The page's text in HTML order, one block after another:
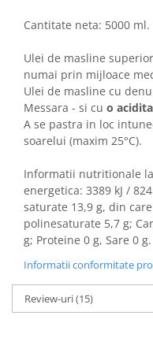
Cantitate neta: 5000
Ulei de masline
numai prin mijloace
Ulei de masline cu
Messara - si cu o
A se pastra in loc
soarelui (maxim 25°C).
Informatii nutritionale
energetica: 3389 kJ /
saturate 13,9 g, din
polinesaturate 5,7 g;
g; Proteine 0 g, Sare 0 g.
Informatii conformitate
Review-uri(15)